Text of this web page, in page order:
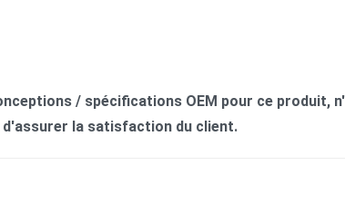
/ spécifications OEM pour ce produit,
d'assurer la satisfaction du client.